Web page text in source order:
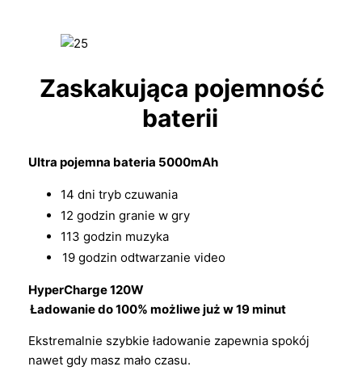
Zaskakująca pojemność
baterii
Ultra pojemna bateria 5000mAh
14 dni tryb czuwania
12 godzin granie w gry
113 godzin muzyka
19 godzin odtwarzanie video
HyperCharge 120W
Ładowanie do 100% możliwe już w 19 minut
Ekstremalnie szybkie ładowanie zapewnia spokój
nawet gdy masz mało czasu.